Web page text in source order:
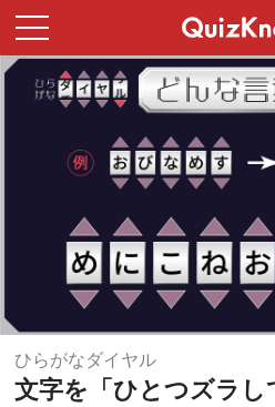
ひらがなダイヤル
文字を「ひとつズラし